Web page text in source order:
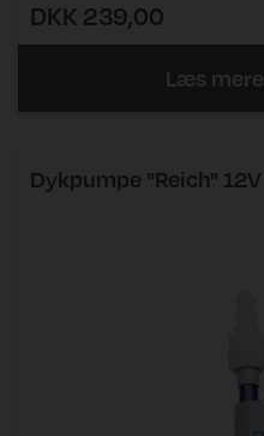
DKK 239,00
Læs mere
Dykpumpe "Reich" 12V